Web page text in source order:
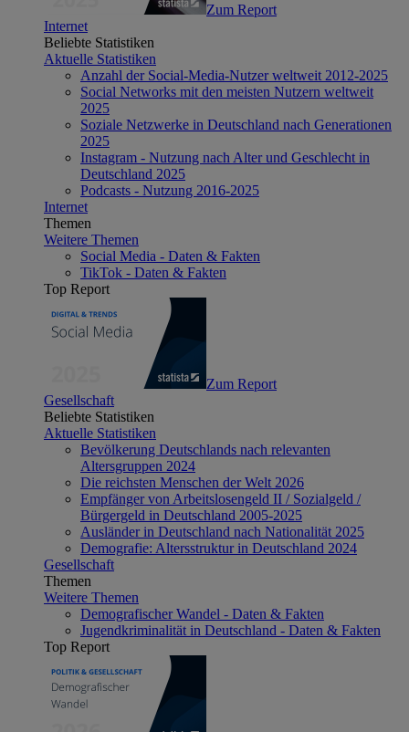
Zum Report
Internet
Beliebte Statistiken
Aktuelle Statistiken
Anzahl der Social-Media-Nutzer weltweit 2012-2025
Social Networks mit den meisten Nutzern weltweit
2025
Soziale Netzwerke in Deutschland nach Generationen
2025
Instagram - Nutzung nach Alter und Geschlecht in
Deutschland 2025
Podcasts - Nutzung 2016-2025
Internet
Themen
Weitere Themen
Social Media - Daten & Fakten
TikTok - Daten & Fakten
Top Report
Zum Report
Gesellschaft
Beliebte Statistiken
Aktuelle Statistiken
Bevölkerung Deutschlands nach relevanten
Altersgruppen 2024
Die reichsten Menschen der Welt 2026
Empfänger von Arbeitslosengeld II / Sozialgeld /
Bürgergeld in Deutschland 2005-2025
Ausländer in Deutschland nach Nationalität 2025
Demografie: Altersstruktur in Deutschland 2024
Gesellschaft
Themen
Weitere Themen
Demografischer Wandel - Daten & Fakten
Jugendkriminalität in Deutschland - Daten & Fakten
Top Report